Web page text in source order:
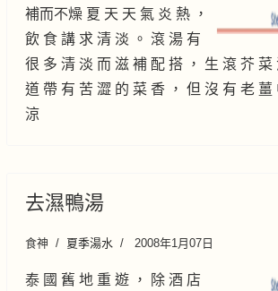
補而不燥 夏 天 天 氣 炎 熱 ，
飲 食 講 求 清 淡 。 滾 湯 有
很 多 清 淡 而 滋 補 配 搭 ， 生 滾 芥 菜
道 帶 有 苦 澀 的 菜 香 ， 但 沒 有 老 薑
涼
去濕鴨湯
食神 夏季湯水 2008年1月07日
泰 國 舊 地 重 遊 ， 除 酒 店